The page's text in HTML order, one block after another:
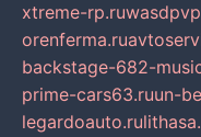
xtreme-rp.ru
orenferma.ru
backstage-682-
prime-cars63.ruun-
legardoauto.ru